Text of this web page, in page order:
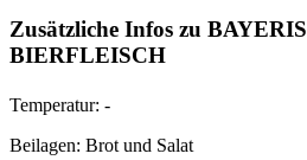
Zusätzliche Infos zu
BIERFLEISCH
Temperatur: -
Beilagen: Brot und Salat